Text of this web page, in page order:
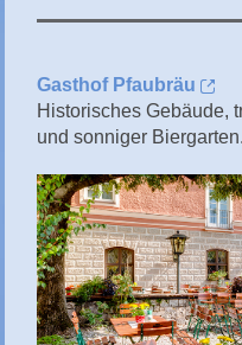
Gasthof Pfaubräu
Historisches Gebäude,
und sonniger Biergarten.